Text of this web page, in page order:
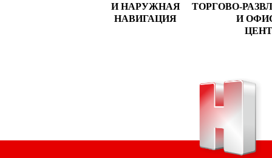
И НАРУЖНАЯ
НАВИГАЦИЯ
ТОРГОВО-
И